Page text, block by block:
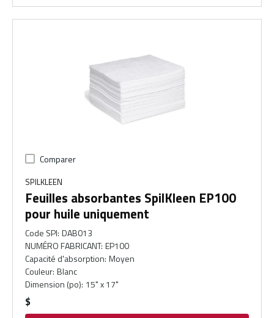
Comparer
SPILKLEEN
Feuilles absorbantes SpilKleen EP100
pour huile uniquement
Code SPI: DAB013
NUMÉRO FABRICANT: EP100
Capacité d'absorption: Moyen
Couleur: Blanc
Dimension (po): 15" x 17"
$